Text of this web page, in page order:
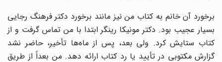
برخورد آن خانم به کتاب من نیز مانند برخورد دکتر فرهنگ رجایی
بسیار عجیب بود. دکتر مونیکا رینگر ابتدا با من تماس گرفت و از
کتاب ستایش کرد. ولی بعد، پس از ماه‌ها تأخیر، حاضر نشد
گزارش مکتوبی در تأیید یا رد کتاب ارائه دهد. من‌ بعداً از طریق